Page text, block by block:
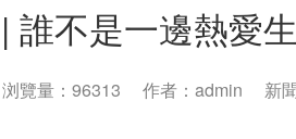
誰不是一邊熱愛
浏覽量：96313 作者：admin 新